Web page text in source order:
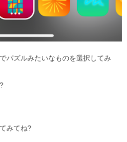
パズルみたいなものを選択してみ
?
みてね?